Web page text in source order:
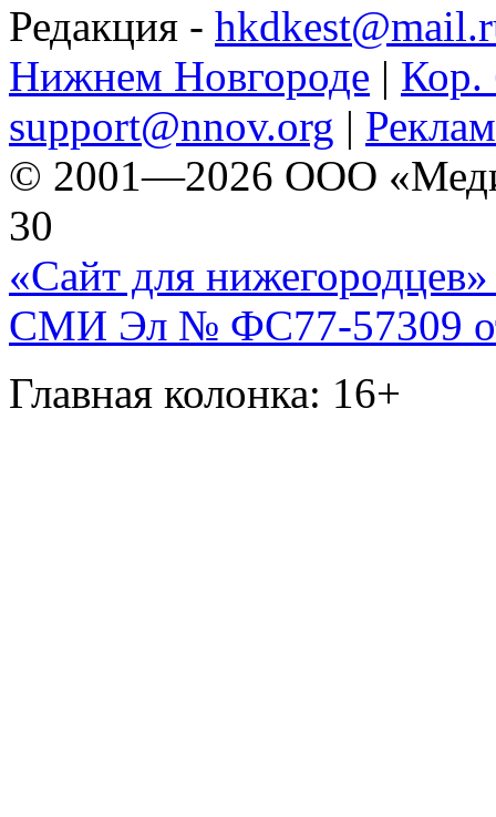
Редакция -
Нижнем Новгороде | Кор.
support@nnov.org |
© 2001—2026 ООО
30
«Сайт для нижегородцев»
СМИ Эл № ФС77-57309
Главная колонка: 16+